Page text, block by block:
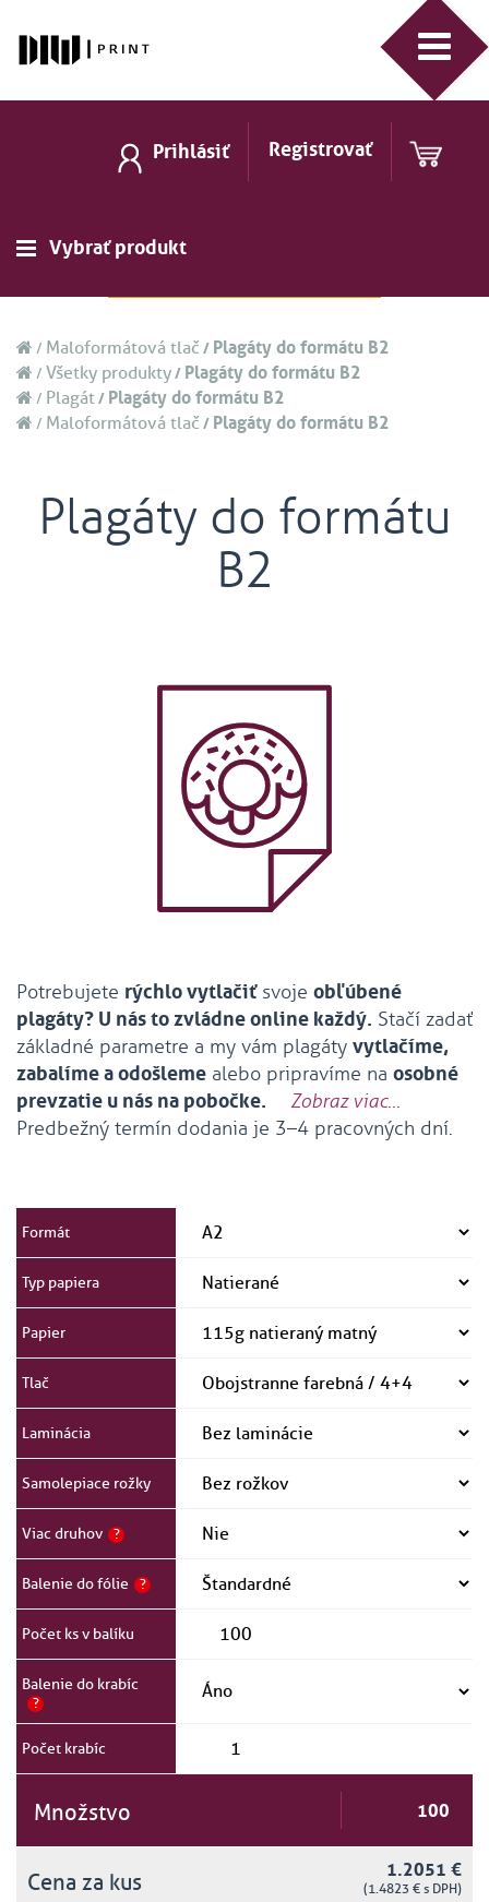
Prihlásiť Registrovať
Vybrať produkt
Maloformátová tlač
Plagáty do formátu B2
Všetky produkty
Plagáty do formátu B2
Plagát
Plagáty do formátu B2
Maloformátová tlač
Plagáty do formátu B2
Plagáty do formátu
B2
Potrebujete rýchlo vytlačiťsvoje obľúbené
plagáty? U nás to zvládne online každý. Stačí zadať
základné parametre a my vám plagáty vytlačíme,
zabalíme a odošleme alebo pripravíme na osobné
prevzatie u nás na pobočke.
Zobraz viac...
​Predbežný termín dodania je 3–4 pracovných dní.
Formát
Typ papiera
Papier
Tlač
Laminácia
Samolepiace rožky
Viac druhov ?
Balenie do fólie ?
Počet ks v balíku
Balenie do krabíc
?
Počet krabíc
Množstvo
Cena za kus 1.2051 €
(1.4823 € s DPH)